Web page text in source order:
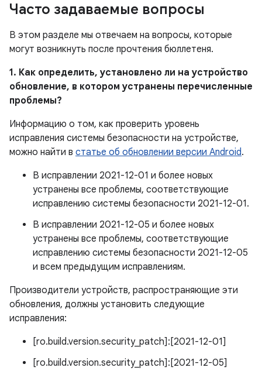
Часто задаваемые вопросы
В этом разделе мы отвечаем на вопросы, которые
могут возникнуть после прочтения бюллетеня.
1. Как определить, установлено ли на устройство
обновление, в котором устранены перечисленные
проблемы?
Информацию о том, как проверить уровень
исправления системы безопасности на устройстве,
можно найти в статье об обновлении версии Android.
В исправлении 2021-12-01 и более новых
устранены все проблемы, соответствующие
исправлению системы безопасности 2021-12-01.
В исправлении 2021-12-05 и более новых
устранены все проблемы, соответствующие
исправлению системы безопасности 2021-12-05
и всем предыдущим исправлениям.
Производители устройств, распространяющие эти
обновления, должны установить следующие
исправления:
[ro.build.version.security_patch]:[2021-12-01]
[ro.build.version.security_patch]:[2021-12-05]